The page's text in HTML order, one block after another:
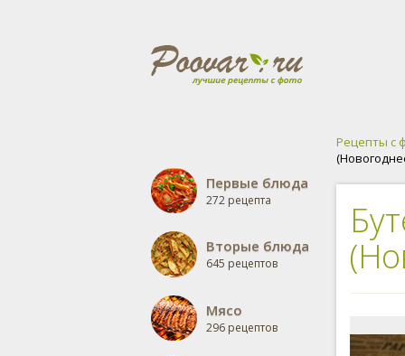
Первые блюда
272 рецепта
Вторые блюда
645 рецептов
Мясо
296 рецептов
Рецепты с